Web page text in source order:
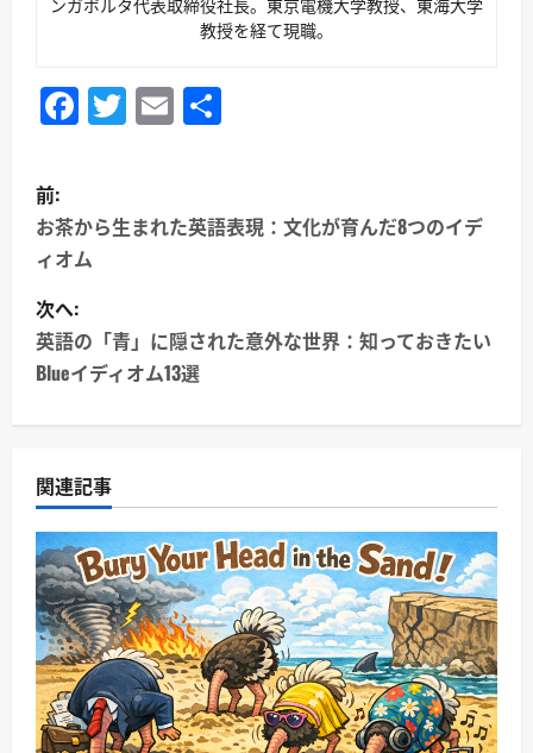
ンガポルタ代表取締役社長。東京電機大学教授、東海大学
教授を経て現職。
Facebook
Twitter
Email
投
稿
ナ
ビ
ゲ
ー
シ
ョ
ン
前:
お茶から生まれた英語表現：文化が育んだ8つのイデ
ィオム
次へ:
英語の「青」に隠された意外な世界：知っておきたい
Blueイディオム13選
関連記事